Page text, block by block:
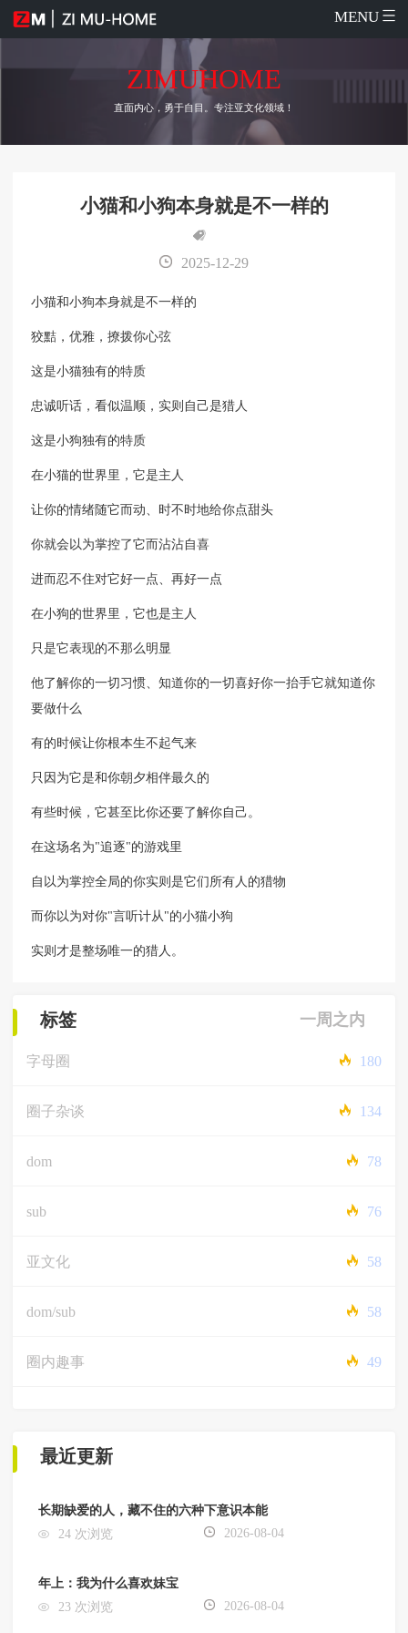
MENU
ZIMUHOME
直面内心，勇于自目。专注亚文化领域！
小猫和小狗本身就是不一样的
2025-12-29
小猫和小狗本身就是不一样的
狡黠，优雅，撩拨你心弦
这是小猫独有的特质
忠诚听话，看似温顺，实则自己是猎人
这是小狗独有的特质
在小猫的世界里，它是主人
让你的情绪随它而动、时不时地给你点甜头
你就会以为掌控了它而沾沾自喜
进而忍不住对它好一点、再好一点
在小狗的世界里，它也是主人
只是它表现的不那么明显
他了解你的一切习惯、知道你的一切喜好你一抬手它就知道你
要做什么
有的时候让你根本生不起气来
只因为它是和你朝夕相伴最久的
有些时候，它甚至比你还要了解你自己。
在这场名为"追逐"的游戏里
自以为掌控全局的你实则是它们所有人的猎物
而你以为对你"言听计从"的小猫小狗
实则才是整场唯一的猎人。
标签 一周之内
字母圈 180
圈子杂谈 134
dom 78
sub 76
亚文化 58
dom/sub 58
圈内趣事 49
最近更新
长期缺爱的人，藏不住的六种下意识本能
24 次浏览
2026-08-04
年上：我为什么喜欢妹宝
23 次浏览
2026-08-04